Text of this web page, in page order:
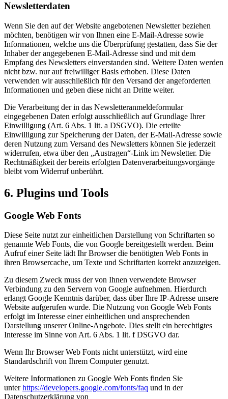
Newsletterdaten
Wenn Sie den auf der Website angebotenen Newsletter beziehen
möchten, benötigen wir von Ihnen eine E-Mail-Adresse sowie
Informationen, welche uns die Überprüfung gestatten, dass Sie der
Inhaber der angegebenen E-Mail-Adresse sind und mit dem
Empfang des Newsletters einverstanden sind. Weitere Daten werden
nicht bzw. nur auf freiwilliger Basis erhoben. Diese Daten
verwenden wir ausschließlich für den Versand der angeforderten
Informationen und geben diese nicht an Dritte weiter.
Die Verarbeitung der in das Newsletteranmeldeformular
eingegebenen Daten erfolgt ausschließlich auf Grundlage Ihrer
Einwilligung (Art. 6 Abs. 1 lit. a DSGVO). Die erteilte
Einwilligung zur Speicherung der Daten, der E-Mail-Adresse sowie
deren Nutzung zum Versand des Newsletters können Sie jederzeit
widerrufen, etwa über den „Austragen“-Link im Newsletter. Die
Rechtmäßigkeit der bereits erfolgten Datenverarbeitungsvorgänge
bleibt vom Widerruf unberührt.
6. Plugins und Tools
Google Web Fonts
Diese Seite nutzt zur einheitlichen Darstellung von Schriftarten so
genannte Web Fonts, die von Google bereitgestellt werden. Beim
Aufruf einer Seite lädt Ihr Browser die benötigten Web Fonts in
ihren Browsercache, um Texte und Schriftarten korrekt anzuzeigen.
Zu diesem Zweck muss der von Ihnen verwendete Browser
Verbindung zu den Servern von Google aufnehmen. Hierdurch
erlangt Google Kenntnis darüber, dass über Ihre IP-Adresse unsere
Website aufgerufen wurde. Die Nutzung von Google Web Fonts
erfolgt im Interesse einer einheitlichen und ansprechenden
Darstellung unserer Online-Angebote. Dies stellt ein berechtigtes
Interesse im Sinne von Art. 6 Abs. 1 lit. f DSGVO dar.
Wenn Ihr Browser Web Fonts nicht unterstützt, wird eine
Standardschrift von Ihrem Computer genutzt.
Weitere Informationen zu Google Web Fonts finden Sie
unterhttps://developers.google.com/fonts/faq und in der
Datenschutzerklärung von